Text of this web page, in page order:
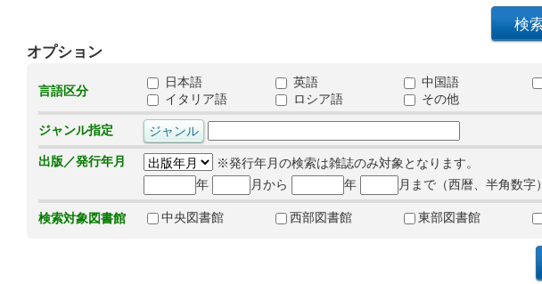
オプション
言語区分
日本語 英語 中国語
イタリア語
ロシア語 その他
ジャンル指定
出版／発行年月
※発行年月の検索は雑誌のみ対象となります。
年
月から 年 月まで（西暦、半角数字）
検索対象図書館 中央図書館 西部図書館 東部図書館